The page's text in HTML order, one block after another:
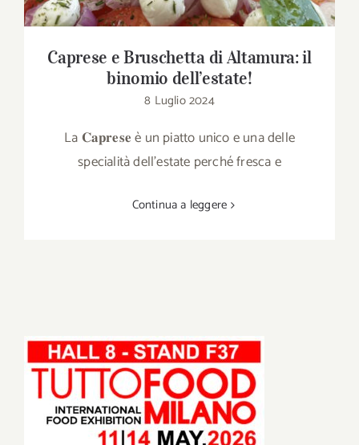
Caprese e Bruschetta di Altamura: il
binomio dell’estate!
8 Luglio 2024
La 𝐂𝐚𝐩𝐫𝐞𝐬𝐞 è un piatto unico e una delle
specialità dell’estate perché fresca e
Continua a leggere